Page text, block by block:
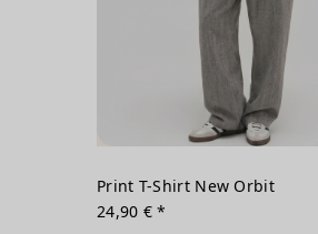
Print T-Shirt New Orbit
24,90 € *